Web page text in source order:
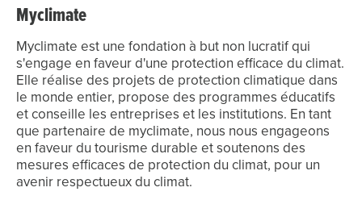
Myclimate
Myclimate est une fondation à but non lucratif qui
s'engage en faveur d'une protection efficace du climat.
Elle réalise des projets de protection climatique dans
le monde entier, propose des programmes éducatifs
et conseille les entreprises et les institutions. En tant
que partenaire de myclimate, nous nous engageons
en faveur du tourisme durable et soutenons des
mesures efficaces de protection du climat, pour un
avenir respectueux du climat.